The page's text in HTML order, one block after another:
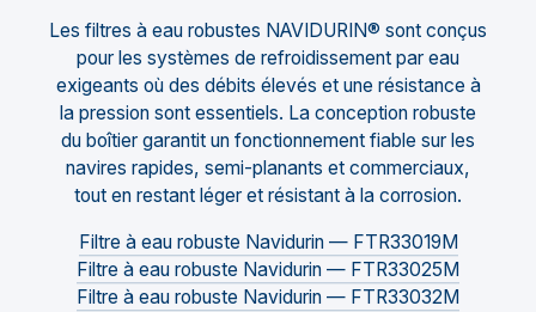
Les filtres à eau robustes NAVIDURIN® sont conçus
pour les systèmes de refroidissement par eau
exigeants où des débits élevés et une résistance à
la pression sont essentiels. La conception robuste
du boîtier garantit un fonctionnement fiable sur les
navires rapides, semi-planants et commerciaux,
tout en restant léger et résistant à la corrosion.
Filtre à eau robuste Navidurin — FTR33019M
Filtre à eau robuste Navidurin — FTR33025M
Filtre à eau robuste Navidurin — FTR33032M